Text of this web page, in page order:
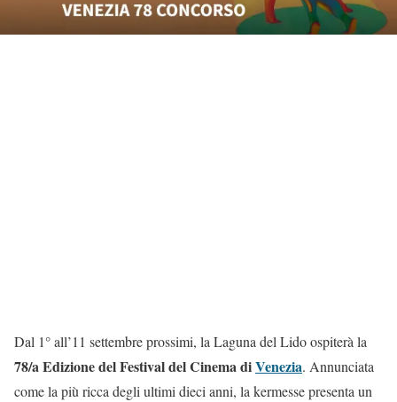
Dal 1° all’11 settembre prossimi, la Laguna del Lido ospiterà la
78/a Edizione del Festival del Cinema diVenezia. Annunciata
come la più ricca degli ultimi dieci anni, la kermesse presenta un